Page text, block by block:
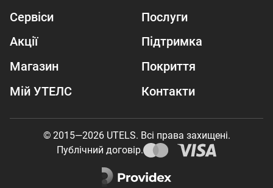
Сервіси
Послуги
Акції
Підтримка
Магазин
Покриття
Мій УТЕЛС
Контакти
© 2015—2026 UTELS. Всі права захищені.
Публічний договір.